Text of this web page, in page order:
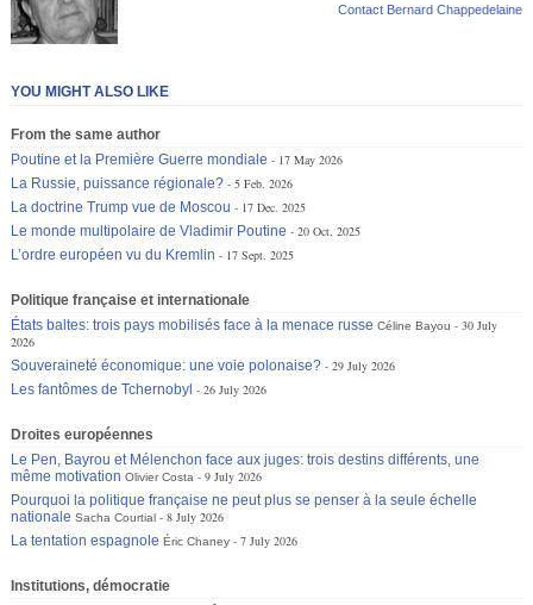
Contact Bernard Chappedelaine
YOU MIGHT ALSO LIKE
From the same author
Poutine et la Première Guerre mondiale
17 May 2026
La Russie, puissance régionale?
5 Feb. 2026
La doctrine Trump vue de Moscou
17 Dec. 2025
Le monde multipolaire de Vladimir Poutine
20 Oct. 2025
L’ordre européen vu du Kremlin
17 Sept. 2025
Politique française et internationale
États baltes: trois pays mobilisés face à la menace russe Céline Bayou
30 July
2026
Souveraineté économique: une voie polonaise?
29 July 2026
Les fantômes de Tchernobyl
26 July 2026
Droites européennes
Le Pen, Bayrou et Mélenchon face aux juges: trois destins différents, une
même motivation Olivier Costa
9 July 2026
Pourquoi la politique française ne peut plus se penser à la seule échelle
nationale Sacha Courtial
8 July 2026
La tentation espagnole Éric Chaney 7 July 2026
Institutions, démocratie